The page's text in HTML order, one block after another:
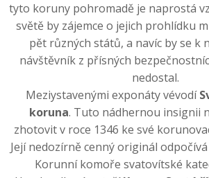
tyto koruny pohromadě je naprostá
světě by zájemce o jejich prohlídku
pět různých států, a navíc by se k
návštěvník z přísných
nedostal.
Meziystavenými exponáty vévodí
koruna. Tuto nádhernou insignii
zhotovit v roce 1346 ke své
Její nedozírně cenný originál
Korunní komoře svatovítské